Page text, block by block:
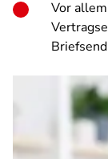
Vor